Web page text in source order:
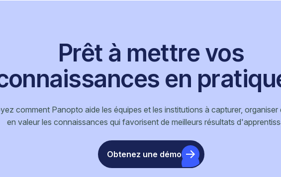
Prêt à mettre vos
en
comment Panopto aide les équipes et les institutions à capturer, organiser
en valeur les connaissances qui favorisent de meilleurs résultats
Obtenez une démo